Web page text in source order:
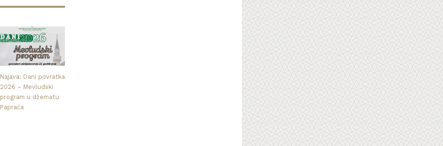
Najava: Dani povratka
2026 – Mevludski
program u džematu
Papraća